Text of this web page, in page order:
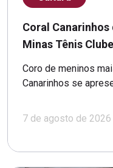
Coral
Minas Tênis
Coro de meninos
Canarinhos se
7 de agosto de 2026